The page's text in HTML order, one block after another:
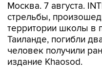
Москва. 7 августа.
стрельбы,
территории школы в
Таиланде, погибли
человек получили
издание Khaosod.